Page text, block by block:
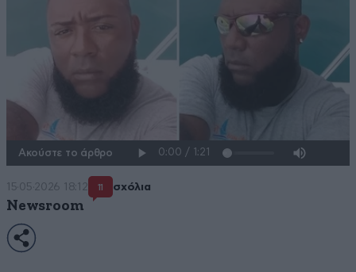
Ακούστε το άρθρο
15·05·2026 18:12 11 σχόλια
Newsroom